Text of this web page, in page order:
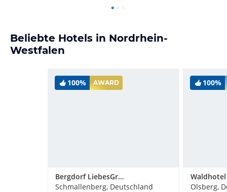
Beliebte Hotels in Nordrhein-
Westfalen
100% AWARD
Bergdorf LiebesGrün
Schmallenberg, Deutschland
100%
Olsberg,